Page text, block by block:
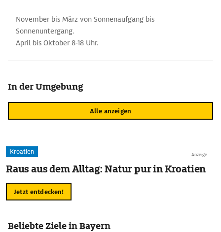
November bis März von Sonnenaufgang bis
Sonnenuntergang.
April bis Oktober 8-18 Uhr.
In der Umgebung
Alle anzeigen
Anzeige
Kroatien
Raus aus dem Alltag: Natur pur in Kroatien
Jetzt entdecken!
Beliebte Ziele in Bayern